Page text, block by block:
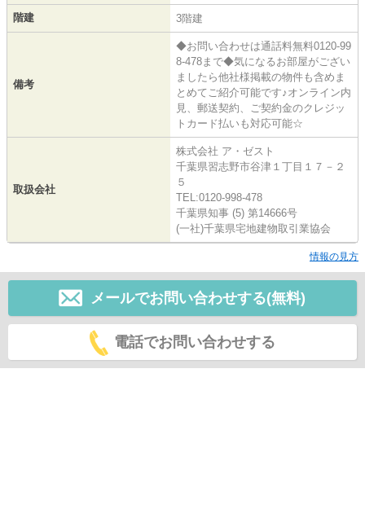
階建 3階建
備考
◆お問い合わせは通話料無料0120-99
8-478まで◆気になるお部屋がござい
ましたら他社様掲載の物件も含めま
とめてご紹介可能です♪オンライン内
見、郵送契約、ご契約金のクレジッ
トカード払いも対応可能☆
取扱会社
株式会社 ア・ゼスト
千葉県習志野市谷津１丁目１７－２
５
TEL:0120-998-478
千葉県知事 (5) 第14666号
(一社)千葉県宅地建物取引業協会
情報の見方
メールでお問い合わせする(無料)
電話でお問い合わせする